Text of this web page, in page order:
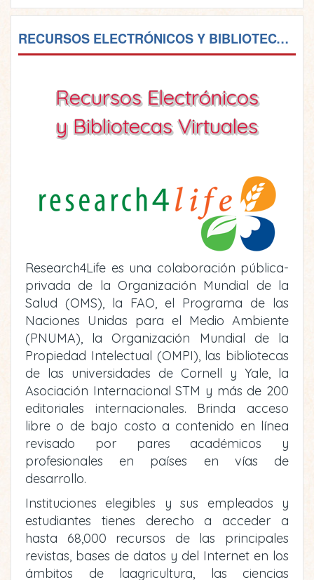
RECURSOS ELECTRÓNICOS Y BIBLIOTECAS VIRTUALES
Recursos Electrónicos
y Bibliotecas Virtuales
Research4Life es una colaboración pública-
privada de la Organización Mundial de la
Salud (OMS), la FAO, el Programa de las
Naciones Unidas para el Medio Ambiente
(PNUMA), la Organización Mundial de la
Propiedad Intelectual (OMPI), las bibliotecas
de las universidades de Cornell y Yale, la
Asociación Internacional STM y más de 200
editoriales internacionales. Brinda acceso
libre o de bajo costo a contenido en línea
revisado por pares académicos y
profesionales en países en vías de
desarrollo.
Instituciones elegibles y sus empleados y
estudiantes tienes derecho a acceder a
hasta 68,000 recursos de las principales
revistas, bases de datos y del Internet en los
ámbitos de laagricultura, las ciencias